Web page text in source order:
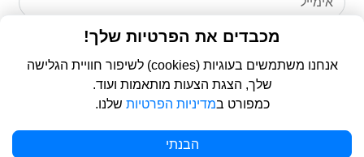
אני מאשר/ת כי קראתי אתמדיניות הפרטיותואני מסכים/ה
לשימוש בפרטים שמסרתי לצורך יצירת קשר ומענה לפנייה שלי.
שליחה
מכבדים את הפרטיות שלך!
אנחנו משתמשים בעוגיות (cookies) לשיפור חוויית הגלישה
שלך, הצגת הצעות מותאמות ועוד.
כמפורט במדיניות הפרטיות שלנו.
הבנתי
Kindsuit Case עבור Galaxy S25 FE - כתום
הוספה לסל